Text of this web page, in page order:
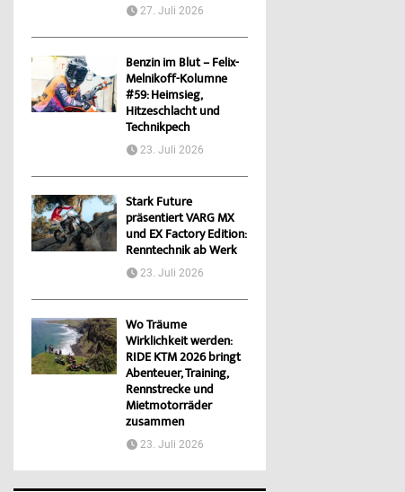
27. Juli 2026
Benzin im Blut – Felix-
Melnikoff-Kolumne
#59: Heimsieg,
Hitzeschlacht und
Technikpech
23. Juli 2026
Stark Future
präsentiert VARG MX
und EX Factory Edition:
Renntechnik ab Werk
23. Juli 2026
Wo Träume
Wirklichkeit werden:
RIDE KTM 2026 bringt
Abenteuer, Training,
Rennstrecke und
Mietmotorräder
zusammen
23. Juli 2026